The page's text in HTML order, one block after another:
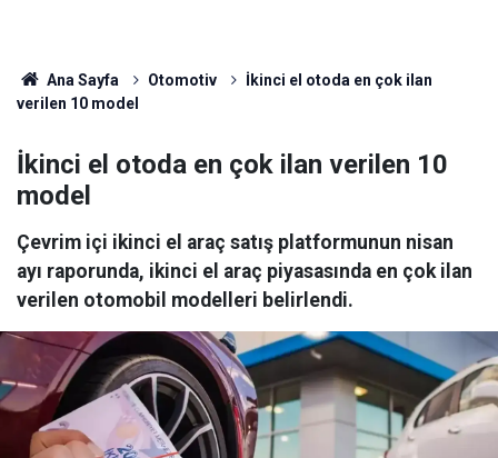
Ana Sayfa Otomotiv
İkinci el otoda en çok ilan
verilen 10 model
İkinci el otoda en çok ilan verilen 10
model
Çevrim içi ikinci el araç satış platformunun nisan
ayı raporunda, ikinci el araç piyasasında en çok ilan
verilen otomobil modelleri belirlendi.